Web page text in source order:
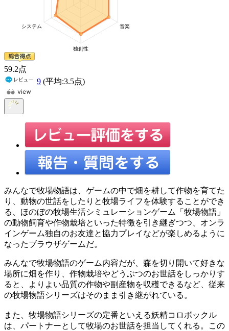
59.2点
9 (平均:3.5点)
みんなで牧場物語は、ゲームの中で畑を耕して作物を育てた
り、動物の世話をしたりと牧場ライフを体験することができ
る、ほのぼの牧場生活シミュレーションゲーム「牧場物語」
の動物飼育や作物栽培といった特徴を引き継ぎつつ、オンラ
インゲーム独自のお友達と協力プレイなどが楽しめるように
なったブラウザゲームだ。
みんなで牧場物語のゲーム内容だが、森を切り開いて好きな
場所に畑を作り、作物栽培やどうぶつのお世話をしっかりす
ると、よりよい品質の作物や副産物を収穫できるなど、従来
の牧場物語シリーズはそのまま引き継がれている。
また、牧場物語シリーズの定番といえる妖精コロボックル
は、パートナーとして牧場のお世話を担当してくれる。この